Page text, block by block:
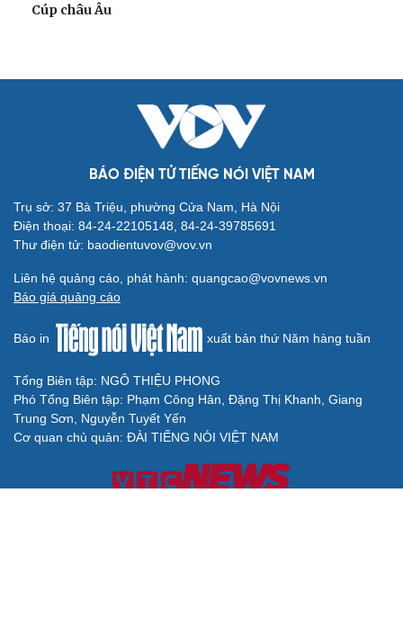
Cúp châu Âu
BÁO ĐIỆN TỬ TIẾNG NÓI VIỆT NAM
Trụ sở: 37 Bà Triệu, phường Cửa Nam, Hà Nội
Điện thoại: 84-24-22105148, 84-24-39785691
Thư điện tử: baodientuvov@vov.vn
Liên hệ quảng cáo, phát hành: quangcao@vovnews.vn
Báo giá quảng cáo
Báo in xuất bản thứ Năm hàng tuần
Tổng Biên tập: NGÔ THIỆU PHONG
Phó Tổng Biên tập: Phạm Công Hân, Đặng Thị Khanh, Giang
Trung Sơn, Nguyễn Tuyết Yến
Cơ quan chủ quản: ĐÀI TIẾNG NÓI VIỆT NAM